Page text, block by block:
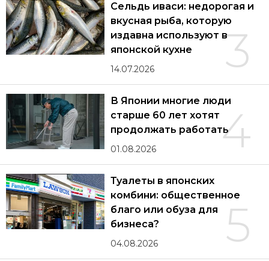
3
Сельдь иваси: недорогая и
вкусная рыба, которую
издавна используют в
японской кухне
14.07.2026
4
В Японии многие люди
старше 60 лет хотят
продолжать работать
01.08.2026
5
Туалеты в японских
комбини: общественное
благо или обуза для
бизнеса?
04.08.2026